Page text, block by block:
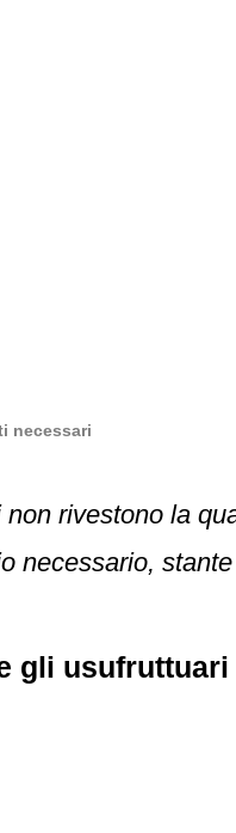
necessari
rivestono la
necessario,
gli usufruttuari